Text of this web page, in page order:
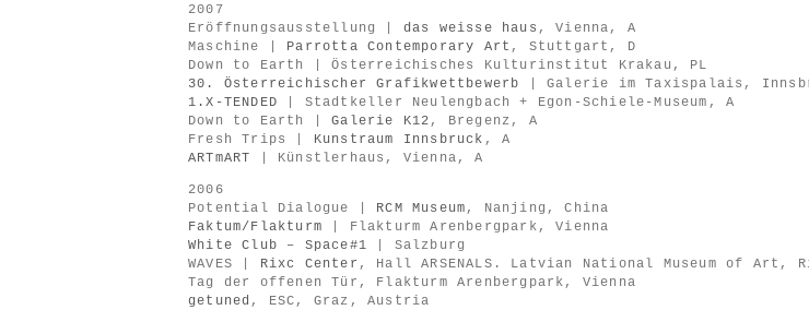
2007
Eröffnungsausstellung | das weisse haus , Vienna, A
Maschine | Parrotta Contemporary Art , Stuttgart, D
Down to Earth | Österreichisches Kulturinstitut Krakau, PL
30. Österreichischer Grafikwettbewerb
| Galerie im Taxispalais,
1.X-TENDED | Stadtkeller Neulengbach + Egon-Schiele-Museum, A
Down to Earth |Galerie K12 , Bregenz, A
Fresh Trips | Kunstraum Innsbruck , A
ARTmART
| Künstlerhaus, Vienna, A
2006
Potential Dialogue | RCM Museum , Nanjing, China
Faktum/Flakturm | Flakturm Arenbergpark, Vienna
White Club – Space#1 | Salzburg
WAVES |
Rixc Center , Hall ARSENALS. Latvian National Museum of Art,
Tag der offenen Tür, Flakturm Arenbergpark, Vienna
getuned , ESC, Graz, Austria